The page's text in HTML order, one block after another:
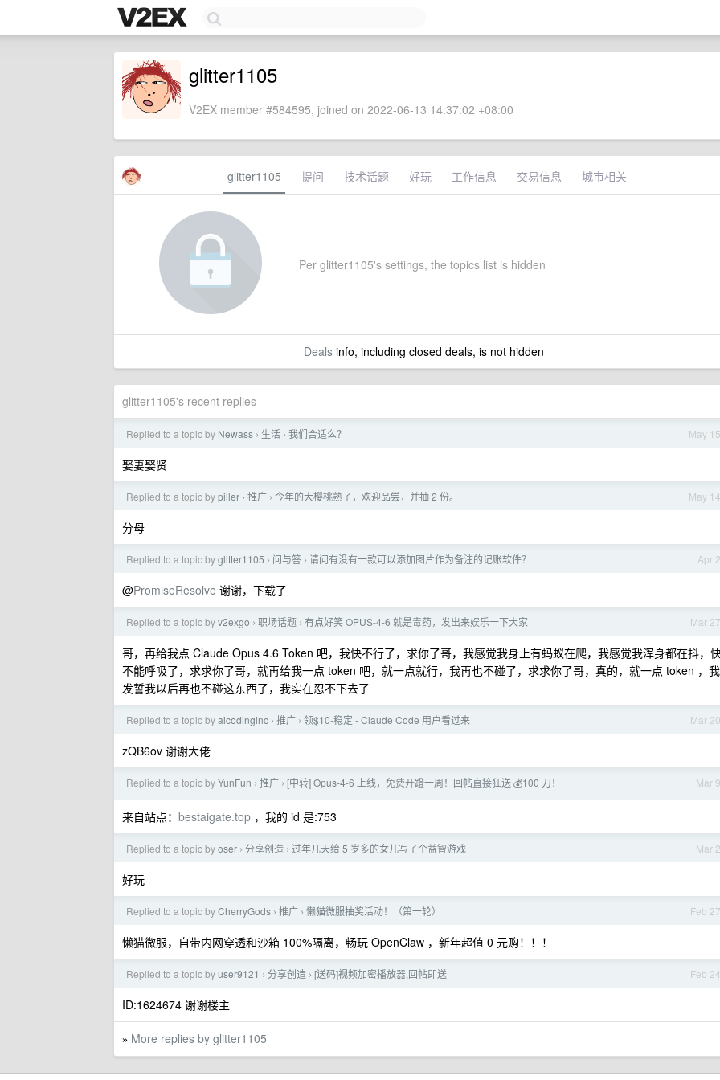
glitter1105
V2EX member #584595, joined on 2022-06-13 14:37:02 +08:00
glitter1105 提问 技术话题 好玩 工作信息 交易信息 城市相关
Per glitter1105's settings, the topics list is hidden
Dealsinfo, including closed deals, is not hidden
glitter1105's recent replies
May 15
Replied to a topic by Newass › 生活 › 我们合适么？
娶妻娶贤
May 14
Replied to a topic bypiller › 推广 › 今年的大樱桃熟了，欢迎品尝，并抽 2 份。
分母
Apr 2
Replied to a topic byglitter1105 › 问与答 › 请问有没有一款可以添加图片作为备注的记账软件？
@PromiseResolve 谢谢，下载了
Mar 27
Replied to a topic byv2exgo › 职场话题 › 有点好笑 OPUS-4-6 就是毒药，发出来娱乐一下大家
哥，再给我点 Claude Opus 4.6 Token 吧，我快不行了，求你了哥，我感觉我身上有蚂蚁在爬，我感觉我浑身都在抖，
不能呼吸了，求求你了哥，就再给我一点 token 吧，就一点就行，我再也不碰了，求求你了哥，真的，就一点 token ，我
发誓我以后再也不碰这东西了，我实在忍不下去了
Mar 20
Replied to a topic byaicodinginc › 推广 › 领$10-稳定 - Claude Code 用户看过来
zQB6ov 谢谢大佬
Mar 9
Replied to a topic byYunFun › 推广 › [中转] Opus-4-6 上线，免费开蹬一周！回帖直接狂送 💰100 刀！
来自站点： bestaigate.top ，我的 id 是:753
Mar 2
Replied to a topic byoser › 分享创造 › 过年几天给 5 岁多的女儿写了个益智游戏
好玩
Feb 27
Replied to a topic byCherryGods › 推广 › 懒猫微服抽奖活动！（第一轮）
懒猫微服，自带内网穿透和沙箱 100%隔离，畅玩 OpenClaw ，新年超值 0 元购！！！
Feb 24
Replied to a topic byuser9121 › 分享创造 › [送码]视频加密播放器,回帖即送
ID:1624674 谢谢楼主
» More replies by glitter1105